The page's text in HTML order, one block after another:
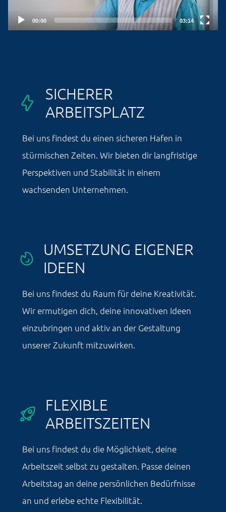
00:00 03:14
SICHERER
ARBEITSPLATZ
Bei uns findest du einen sicheren Hafen in
stürmischen Zeiten. Wir bieten dir langfristige
Perspektiven und Stabilität in einem
wachsenden Unternehmen.
UMSETZUNG EIGENER
IDEEN
Bei uns findest du Raum für deine Kreativität.
Wir ermutigen dich, deine innovativen Ideen
einzubringen und aktiv an der Gestaltung
unserer Zukunft mitzuwirken.
FLEXIBLE
ARBEITSZEITEN
Bei uns findest du die Möglichkeit, deine
Arbeitszeit selbst zu gestalten. Passe deinen
Arbeitstag an deine persönlichen Bedürfnisse
an und erlebe echte Flexibilität.